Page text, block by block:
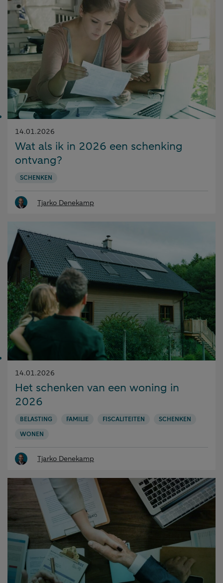
Gepubliceerd
op:
14.01.2026
Wat als ik in 2026 een schenking
ontvang?
SCHENKEN
Tjarko Denekamp
Gepubliceerd
op:
14.01.2026
Het schenken van een woning in
2026
BELASTING FAMILIE FISCALITEITEN
SCHENKEN
WONEN
Tjarko Denekamp